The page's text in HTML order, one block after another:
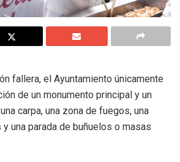
fallera, el Ayuntamiento únicamente
de un monumento principal y un
carpa, una zona de fuegos, una
una parada de buñuelos o masas